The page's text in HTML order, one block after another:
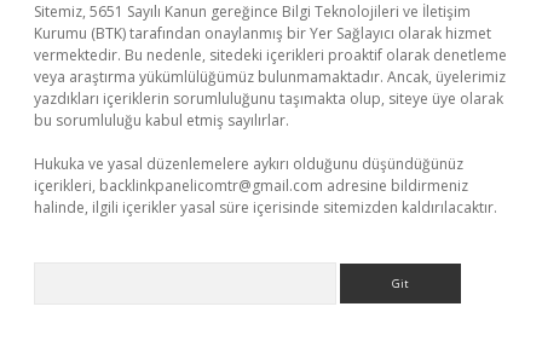
Sitemiz, 5651 Sayılı Kanun gereğince Bilgi Teknolojileri ve İletişim
Kurumu (BTK) tarafından onaylanmış bir Yer Sağlayıcı olarak hizmet
vermektedir. Bu nedenle, sitedeki içerikleri proaktif olarak denetleme
veya araştırma yükümlülüğümüz bulunmamaktadır. Ancak, üyelerimiz
yazdıkları içeriklerin sorumluluğunu taşımakta olup, siteye üye olarak
bu sorumluluğu kabul etmiş sayılırlar.
Hukuka ve yasal düzenlemelere aykırı olduğunu düşündüğünüz
içerikleri, backlinkpanelicomtr@gmail.com adresine bildirmeniz
halinde, ilgili içerikler yasal süre içerisinde sitemizden kaldırılacaktır.